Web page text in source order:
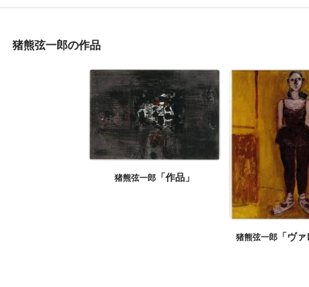
猪熊弦一郎の作品
猪熊弦一郎 「作品」
猪熊弦一郎 「ヴ